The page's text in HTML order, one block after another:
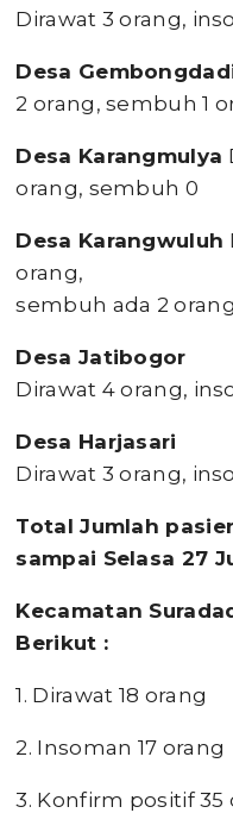
Dirawat 3 orang,
Desa
2 orang, sembuh 1
Desa Karangmulya
orang, sembuh 0
Desa Karangwuluh
orang,
sembuh ada 2 orang
Desa Jatibogor
Dirawat 4 orang,
Desa Harjasari
Dirawat 3 orang,
Total Jumlah
sampai Selasa 27
Kecamatan
Berikut :
1. Dirawat 18 orang
2. Insoman 17 orang
3. Konfirm positif 35